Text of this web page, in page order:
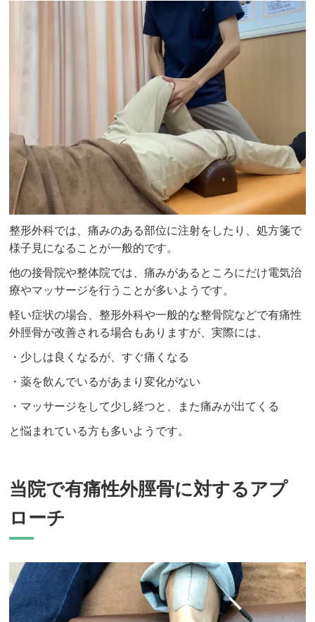
整形外科では、痛みのある部位に注射をしたり、処方箋で
様子見になることが一般的です。
他の接骨院や整体院では、痛みがあるところにだけ電気治
療やマッサージを行うことが多いようです。
軽い症状の場合、整形外科や一般的な整骨院などで有痛性
外脛骨が改善される場合もありますが、実際には、
・少しは良くなるが、すぐ痛くなる
・薬を飲んでいるがあまり変化がない
・マッサージをして少し経つと、また痛みが出てくる
と悩まれている方も多いようです。
当院で有痛性外脛骨に対するアプ
ローチ